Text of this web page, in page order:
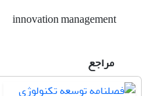
innovation management
مراجع